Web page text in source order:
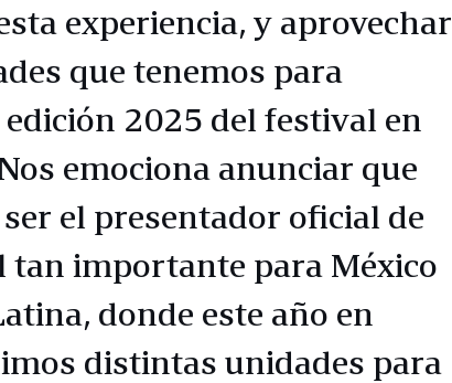
experiencia, y aprovechar
que tenemos para
2025 del festival en
emociona anunciar que
el presentador oficial de
tan importante para México
donde este año en
distintas unidades para